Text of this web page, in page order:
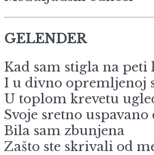
GELENDER
Kad sam stigla na peti
I u divno opremljenoj
U toplom krevetu
Svoje sretno uspavano
Bila sam zbunjena
Zašto ste skrivali od